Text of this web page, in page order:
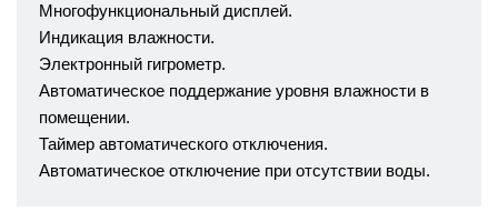
Многофункциональный дисплей.
Индикация влажности.
Электронный гигрометр.
Автоматическое поддержание уровня влажности в
помещении.
Таймер автоматического отключения.
Автоматическое отключение при отсутствии воды.